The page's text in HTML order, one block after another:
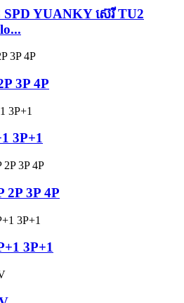
YUANKY ស៊េរី TU2
3P 4P
3P+1
2P 3P 4P
3P+1